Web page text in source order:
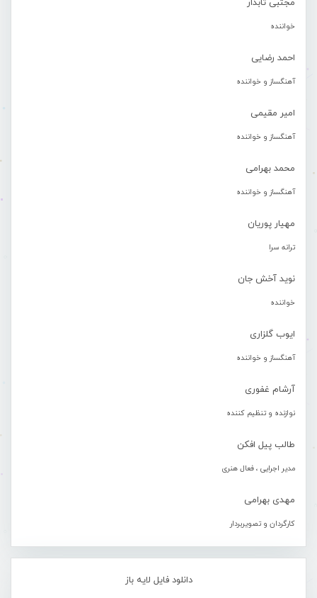
مجتبی تابدار
خواننده
احمد رضایی
آهنگساز و خواننده
امیر مقیمی
آهنگساز و خواننده
محمد بهرامی
آهنگساز و خواننده
مهیار پوریان
ترانه سرا
نوید آخش جان
خواننده
ایوب گلزاری
آهنگساز و خواننده
آرشام غفوری
نوازنده و تنظیم کننده
طالب پیل افکن
مدیر اجرایی ، فعال هنری
مهدی بهرامی
کارگردان و تصویربردار
دانلود فایل لایه باز